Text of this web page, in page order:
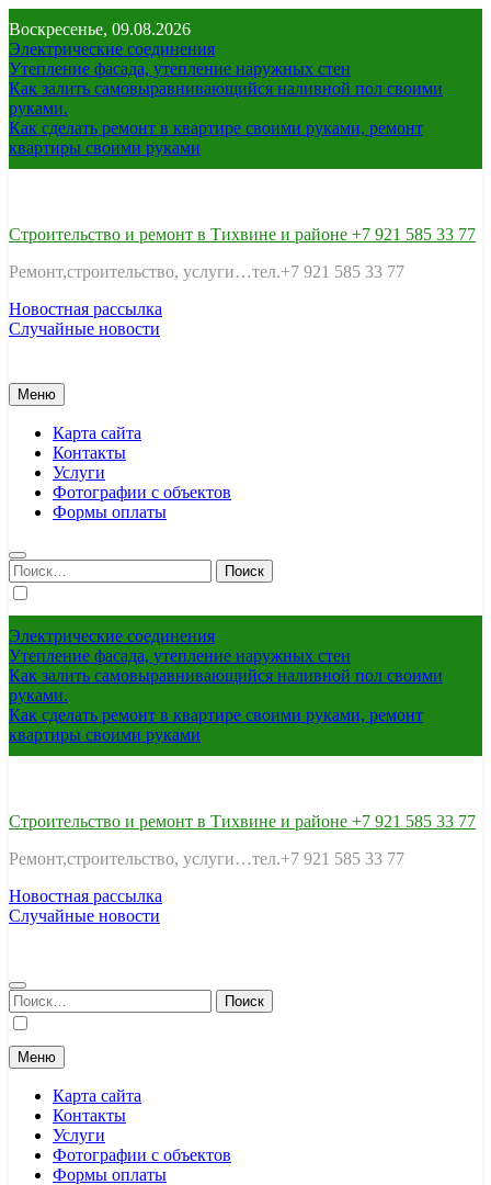
к
содержимому
Воскресенье, 09.08.2026
Электрические соединения
Утепление фасада, утепление наружных стен
Как залить самовыравнивающийся наливной пол своими
руками.
Как сделать ремонт в квартире своими руками, ремонт
квартиры своими руками
Строительство и ремонт в Тихвине и районе +7 921 585 33 77
Ремонт,строительство, услуги…тел.+7 921 585 33 77
Новостная рассылка
Случайные новости
Меню
Карта сайта
Контакты
Услуги
Фотографии с объектов
Формы оплаты
Найти:
Электрические соединения
Утепление фасада, утепление наружных стен
Как залить самовыравнивающийся наливной пол своими
руками.
Как сделать ремонт в квартире своими руками, ремонт
квартиры своими руками
Строительство и ремонт в Тихвине и районе +7 921 585 33 77
Ремонт,строительство, услуги…тел.+7 921 585 33 77
Новостная рассылка
Случайные новости
Найти:
Меню
Карта сайта
Контакты
Услуги
Фотографии с объектов
Формы оплаты